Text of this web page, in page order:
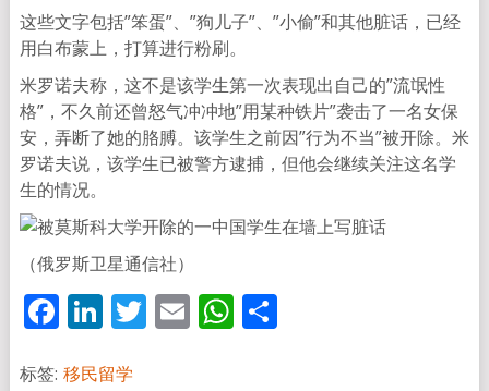
这些文字包括”笨蛋”、”狗儿子”、”小偷”和其他脏话，已经
用白布蒙上，打算进行粉刷。
米罗诺夫称，这不是该学生第一次表现出自己的”流氓性
格”，不久前还曾怒气冲冲地”用某种铁片”袭击了一名女保
安，弄断了她的胳膊。该学生之前因”行为不当”被开除。米
罗诺夫说，该学生已被警方逮捕，但他会继续关注这名学
生的情况。
（俄罗斯卫星通信社）
Facebook
LinkedIn
Twitter
EmailWhatsApp
分
标签: 移民留学